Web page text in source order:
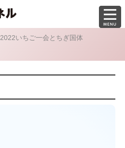
2022いちご一会とちぎ国体